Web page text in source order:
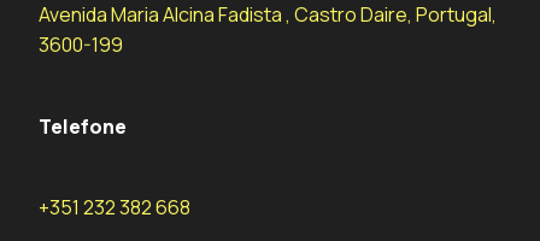
Avenida Maria Alcina Fadista , Castro Daire, Portugal,
3600-199
Telefone
+351 232 382 668